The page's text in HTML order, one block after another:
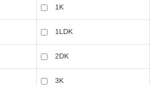
1K
1LDK
2DK
3K